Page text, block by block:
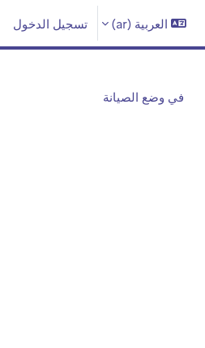
العربية ‎(ar)‎ تسجيل الدخول
في وضع الصيانة